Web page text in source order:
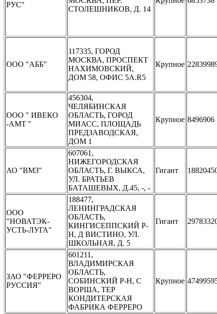
РУС"
СТОЛЕШНИКОВ, Д. 14
ООО "АББ"
117335, ГОРОД
МОСКВА, ПРОСПЕКТ
НАХИМОВСКИЙ,
ДОМ 58, ОФИС 5А.R5
Крупное
ООО " ИВЕКО
-АМТ "
456304,
ЧЕЛЯБИНСКАЯ
ОБЛАСТЬ, ГОРОД
МИАСС, ПЛОЩАДЬ
ПРЕДЗАВОДСКАЯ,
ДОМ 1
Крупное 8496906
АО "ВМЗ"
607061,
НИЖЕГОРОДСКАЯ
ОБЛАСТЬ, Г. ВЫКСА,
УЛ. БРАТЬЕВ
БАТАШЕВЫХ, Д.45, -, -
Гигант
ООО
"НОВАТЭК-
УСТЬ-ЛУГА"
188477,
ЛЕНИНГРАДСКАЯ
ОБЛАСТЬ,
КИНГИСЕППСКИЙ Р-
Н, Д ВИСТИНО, УЛ.
ШКОЛЬНАЯ, Д. 5
Гигант
ЗАО "ФЕРРЕРО
РУССИЯ"
601211,
ВЛАДИМИРСКАЯ
ОБЛАСТЬ,
СОБИНСКИЙ Р-Н, С
ВОРША, ТЕР
КОНДИТЕРСКАЯ
ФАБРИКА ФЕРРЕРО
Крупное